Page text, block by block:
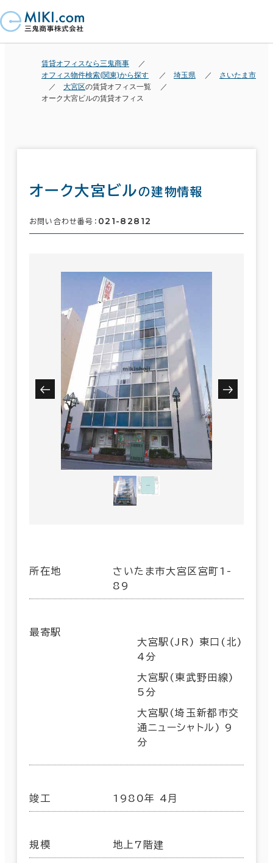
賃貸オフィスなら三鬼商事
オフィス物件検索(関東)から探す
埼玉県
さいたま市
大宮区の賃貸オフィス一覧
オーク大宮ビルの賃貸オフィス
オーク大宮ビルの建物情報
お問い合わせ番号： 021-82812
所在地
さいたま市大宮区宮町1-
89
最寄駅
大宮駅(JR) 東口(北)
4分
大宮駅(東武野田線)
5分
大宮駅(埼玉新都市交
通ニューシャトル) 9
分
竣工 1980年 4月
規模 地上7階建